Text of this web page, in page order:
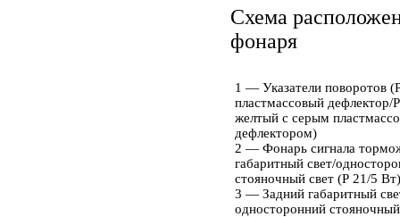
Схема
фонаря
1 — Указатели поворотов
пластмассовый дефлектор/
желтый с серым
дефлектором)
2 — Фонарь сигнала
габаритный свет/
стояночный свет (Р 21/5 Вт)
3 — Задний габаритный
односторонний